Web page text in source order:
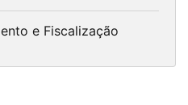
e Fiscalização